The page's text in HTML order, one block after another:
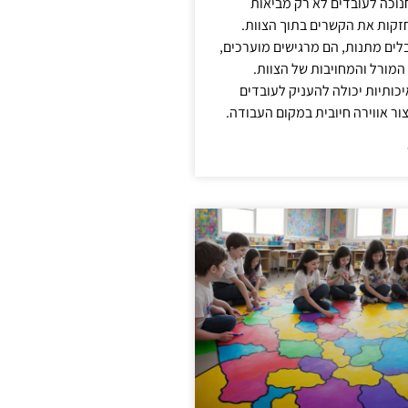
את הקשרים בתוך הצוות.
מתנות, הם מרגישים מוערכים,
והמחויבות של הצוות.
יכולה להעניק לעובדים
אווירה חיובית במקום העבודה.